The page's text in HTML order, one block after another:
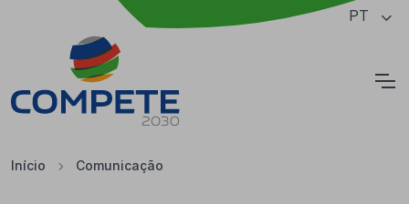
Saltar para o conteúdo principal da página PT
Início Comunicação